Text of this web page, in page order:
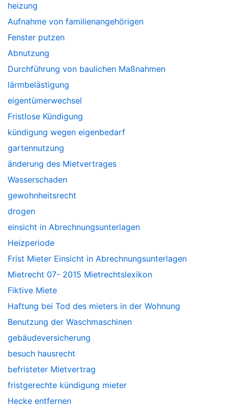
heizung
Aufnahme von familienangehörigen
Fenster putzen
Abnutzung
Durchführung von baulichen Maßnahmen
lärmbelästigung
eigentümerwechsel
Fristlose Kündigung
kündigung wegen eigenbedarf
gartennutzung
änderung des Mietvertrages
Wasserschaden
gewohnheitsrecht
drogen
einsicht in Abrechnungsunterlagen
Heizperiode
Frist Mieter Einsicht in Abrechnungsunterlagen
Mietrecht 07- 2015 Mietrechtslexikon
Fiktive Miete
Haftung bei Tod des mieters in der Wohnung
Benutzung der Waschmaschinen
gebäudeversicherung
besuch hausrecht
befristeter Mietvertrag
fristgerechte kündigung mieter
Hecke entfernen